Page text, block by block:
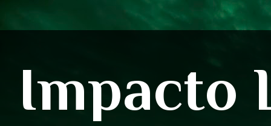
Impacto